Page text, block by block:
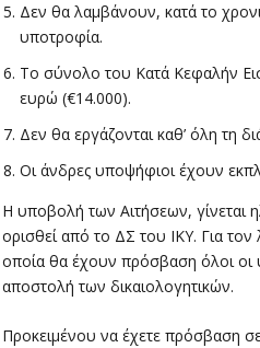
Δεν θα λαμβάνουν, κατά το
υποτροφία.
Το σύνολο του Κατά Κεφαλήν
ευρώ (€14.000).
Δεν θα εργάζονται καθ’ όλη τη
Οι άνδρες υποψήφιοι έχουν
Η υποβολή των Αιτήσεων, γίνεται
ορισθεί από το ΔΣ του ΙΚΥ. Για
οποία θα έχουν πρόσβαση όλοι οι
αποστολή των δικαιολογητικών.
Προκειμένου να έχετε πρόσβαση